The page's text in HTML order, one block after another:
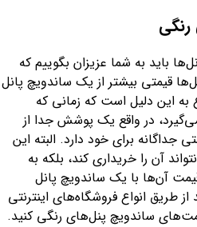
باید به شما عزیزان بگوییم که
قیمتی بیشتر از یک ساندویچ پانل
به این دلیل است که زمانی که
در واقع یک پوشش جدا از
جداگانه برای خود دارد. البته این
آن را خریداری کند، بلکه به
آن‌ها با یک ساندویچ پانل
طریق انواع فروشگاه‌های اینترنتی
ساندویچ پنل‌های رنگی کنید.